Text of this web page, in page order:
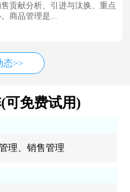
贡献分析、引进与汰换、重点
商品管理是...
态>>
可免费试用)
理、销售管理